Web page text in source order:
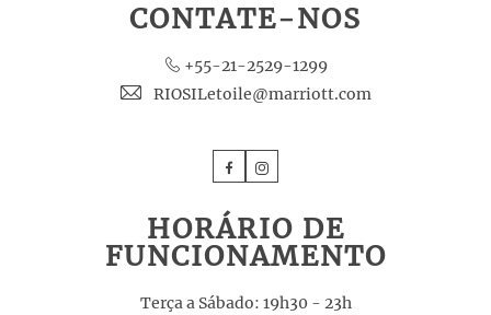
CONTATE-NOS
+55-21-2529-1299
RIOSILetoile@marriott.com
FacebookInstagram
HORÁRIO DE
FUNCIONAMENTO
Terça a Sábado: 19h30 - 23h